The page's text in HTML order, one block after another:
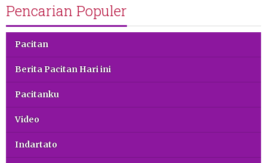
Pencarian Populer
Pacitan
Berita Pacitan Hari ini
Pacitanku
Video
Indartato